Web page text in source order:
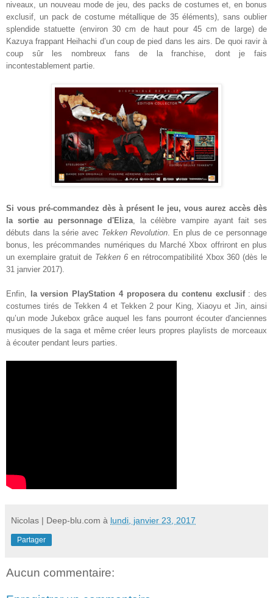
niveaux, un nouveau mode de jeu, des packs de costumes et, en bonus
exclusif, un pack de costume métallique de 35 éléments), sans oublier
splendide statuette (environ 30 cm de haut pour 45 cm de large) de
Kazuya frappant Heihachi d’un coup de pied dans les airs. De quoi ravir à
coup sûr les nombreux fans de la franchise, dont je fais
incontestablement partie.
Si vous pré-commandez dès à présent le jeu, vous aurez accès dès
la sortie au personnage d'Eliza, la célèbre vampire ayant fait ses
débuts dans la série avec Tekken Revolution. En plus de ce personnage
bonus, les précommandes numériques du Marché Xbox offriront en plus
un exemplaire gratuit de Tekken 6 en rétrocompatibilité Xbox 360 (dès le
31 janvier 2017).
Enfin, la version PlayStation 4 proposera du contenu exclusif: des
costumes tirés de Tekken 4 et Tekken 2 pour King, Xiaoyu et Jin, ainsi
qu’un mode Jukebox grâce auquel les fans pourront écouter d'anciennes
musiques de la saga et même créer leurs propres playlists de morceaux
à écouter pendant leurs parties.
Nicolas | Deep-blu.com à lundi, janvier 23, 2017
Partager
Aucun commentaire: